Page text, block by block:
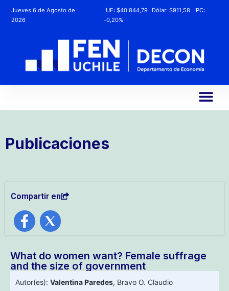
Jueves 6 de Agosto de
2026
UF:$40.844,79 Dólar:$911,58
IPC:
-0,20%
Publicaciones
Compartir en
What do women want? Female suffrage
and the size of government
Autor(es): Valentina Paredes, Bravo O. Claudio